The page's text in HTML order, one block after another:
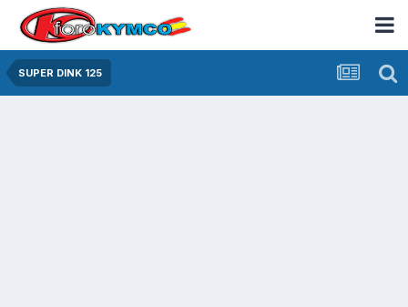
SUPER DINK 125